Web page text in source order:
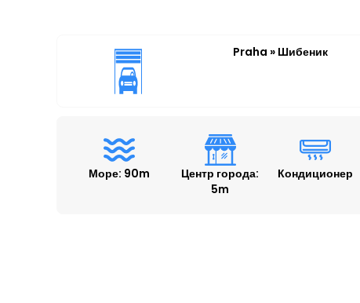
Praha » Шибеник
Море: 90m
Центр города:
5m
Кондиционер